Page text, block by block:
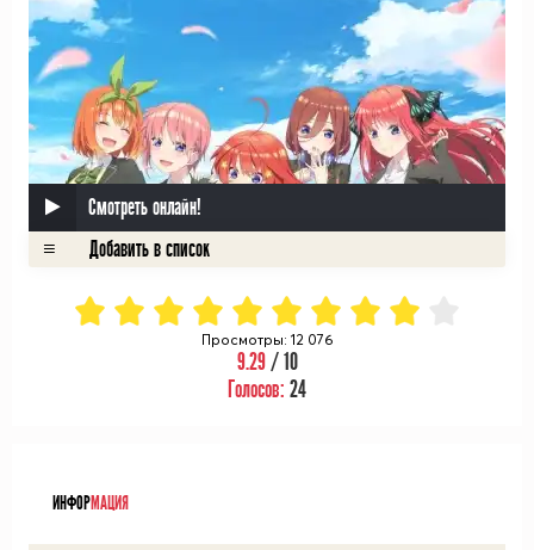
Смотреть онлайн!
Просмотры: 12 076
9.29/ 10
Голосов: 24
ИНФОРМАЦИЯ